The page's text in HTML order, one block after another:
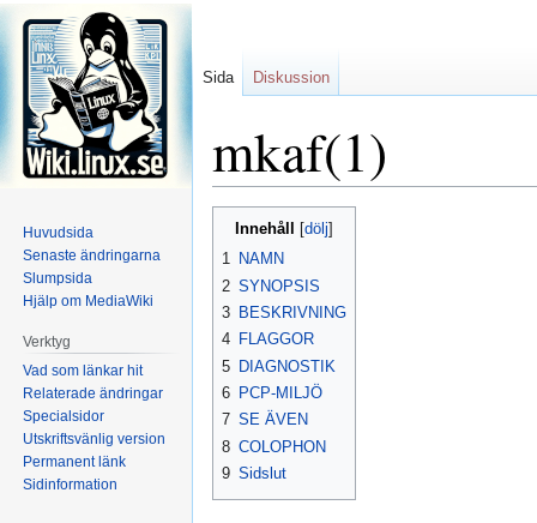
mkaf(1)
Hoppa
Hoppa
Innehåll
1 NAMN
2 SYNOPSIS
3 BESKRIVNING
4 FLAGGOR
5 DIAGNOSTIK
6 PCP-MILJÖ
7 SE ÄVEN
8 COLOPHON
9 Sidslut
Sida Diskussion
Huvudsida
Senaste ändringarna
Slumpsida
Hjälp om MediaWiki
Verktyg
Vad som länkar hit
Relaterade ändringar
Specialsidor
Utskriftsvänlig version
Permanent länk
Sidinformation